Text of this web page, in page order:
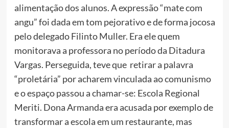
alimentação dos alunos. A expressão “mate com
angu” foi dada em tom pejorativo e de forma jocosa
pelo delegado Filinto Muller. Era ele quem
monitorava a professora no período da Ditadura
Vargas. Perseguida, teve que retirar a palavra
“proletária” por acharem vinculada ao comunismo
e o espaço passou a chamar-se: Escola Regional
Meriti. Dona Armanda era acusada por exemplo de
transformar a escola em um restaurante, mas